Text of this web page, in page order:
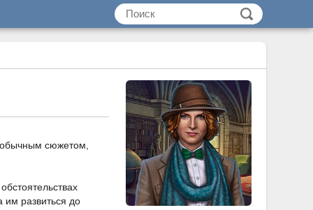
сюжетом,
им развиться до